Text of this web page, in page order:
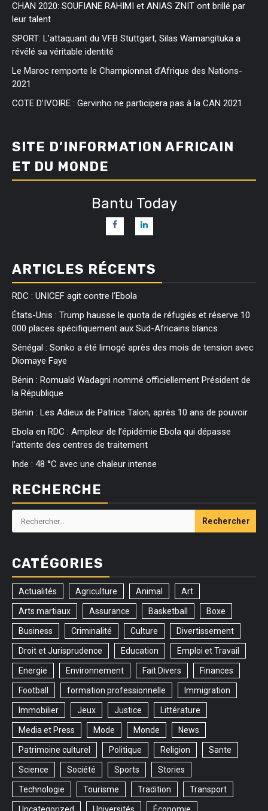
CHAN 2020: SOUFIANE RAHIMI et ANIAS ZNIT ont brillé par
leur talent
SPORT: L’attaquant du VFB Stuttgart, Silas Wamangituka a
révélé sa véritable identité
Le Maroc remporte le Championnat d’Afrique des Nations-
2021
COTE D’IVOIRE : Gervinho ne participera pas à la CAN 2021
SITE D’INFORMATION AFRICAIN
ET DU MONDE
Bantu Today
ARTICLES RÉCENTS
RDC : UNICEF agit contre l’Ebola
États-Unis : Trump hausse le quota de réfugiés et réserve 10
000 places spécifiquement aux Sud-Africains blancs
Sénégal : Sonko a été limogé après des mois de tension avec
Diomaye Faye
Bénin : Romuald Wadagni nommé officiellement Président de
la République
Bénin : Les Adieux de Patrice Talon, après 10 ans de pouvoir
Ebola en RDC : Ampleur de l’épidémie Ebola qui dépasse
l’attente des centres de traitement
Inde : 48 °C avec une chaleur intense
RECHERCHE
Rechercher :
CATÉGORIES
Actualités Agriculture Animal Art
Arts martiaux Assurance Basketball Boxe
Business Criminalité Culture Divertissement
Droit et Jurisprudence Education Emploi et Travail
Energie Environnement Fait Divers Finances
Football formation professionnelle Immigration
Immobilier Jeux Justice Littérature
Media et Press Mode Monde News
Patrimoine culturel Politique Religion Sante
Science Société Sports Stories
Technologie Tourisme Tradition Transport